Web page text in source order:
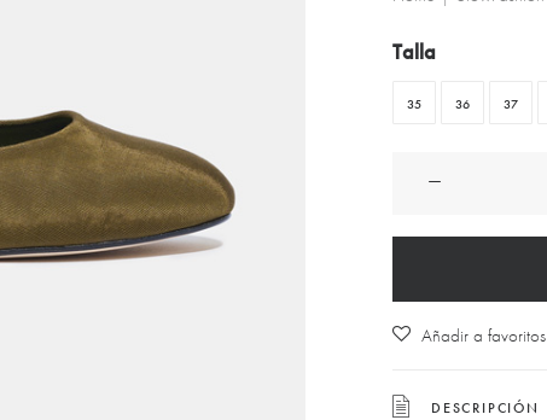
Talla
35 36 37
verde
Añadir a favoritos
DESCRIPCIÓN